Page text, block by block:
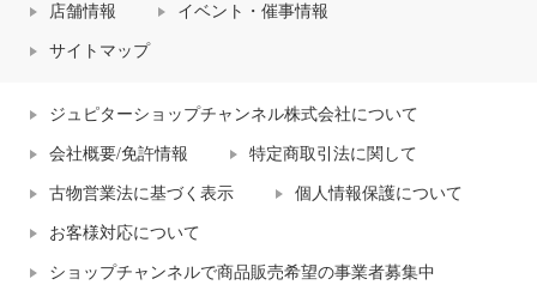
店舗情報 イベント・催事情報
サイトマップ
ジュピターショップチャンネル株式会社について
会社概要/免許情報 特定商取引法に関して
古物営業法に基づく表示 個人情報保護について
お客様対応について
ショップチャンネルで商品販売希望の事業者募集中